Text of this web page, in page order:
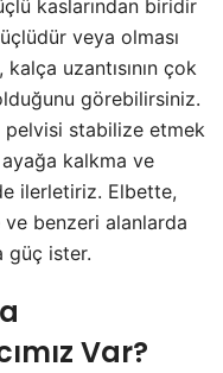
kaslarından biridir
veya olması
uzantısının çok
görebilirsiniz.
pelvisi stabilize etmek
kalkma ve
ilerletiriz. Elbette,
benzeri alanlarda
güç ister.
Var?